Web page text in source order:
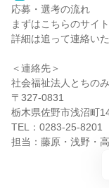
応募・選考の流れ
まずはこちらのサイ
詳細は追って連絡いた
＜連絡先＞
社会福祉法人とちの
〒327-0831
栃木県佐野市浅沼町
TEL：0283-25-8201
担当：藤原・浅野・